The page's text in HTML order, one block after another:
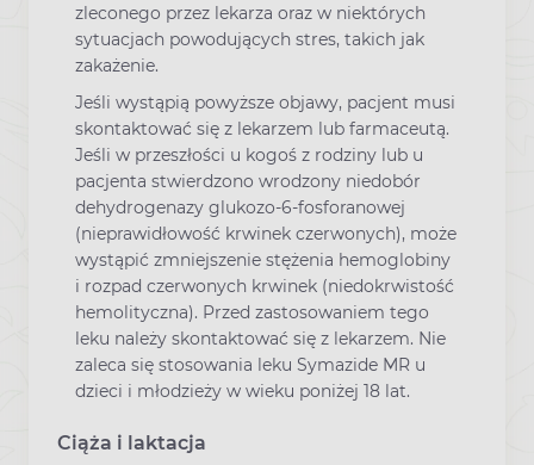
zleconego przez lekarza oraz w niektórych
sytuacjach powodujących stres, takich jak
zakażenie.
Jeśli wystąpią powyższe objawy, pacjent musi
skontaktować się z lekarzem lub farmaceutą.
Jeśli w przeszłości u kogoś z rodziny lub u
pacjenta stwierdzono wrodzony niedobór
dehydrogenazy glukozo-6-fosforanowej
(nieprawidłowość krwinek czerwonych), może
wystąpić zmniejszenie stężenia hemoglobiny
i rozpad czerwonych krwinek (niedokrwistość
hemolityczna). Przed zastosowaniem tego
leku należy skontaktować się z lekarzem. Nie
zaleca się stosowania leku Symazide MR u
dzieci i młodzieży w wieku poniżej 18 lat.
Ciąża i laktacja